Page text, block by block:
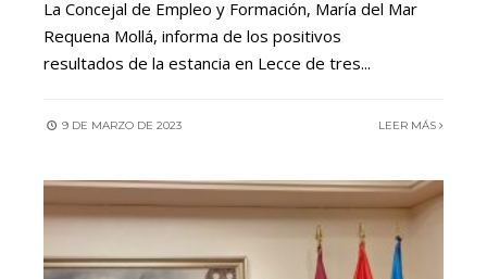
La Concejal de Empleo y Formación, María del Mar
Requena Mollá, informa de los positivos
resultados de la estancia en Lecce de tres...
9 DE MARZO DE 2023 LEER MÁS